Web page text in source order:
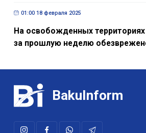
01:00 18 февраля 2025
На освобожденных
за прошлую неделю
BakuInform